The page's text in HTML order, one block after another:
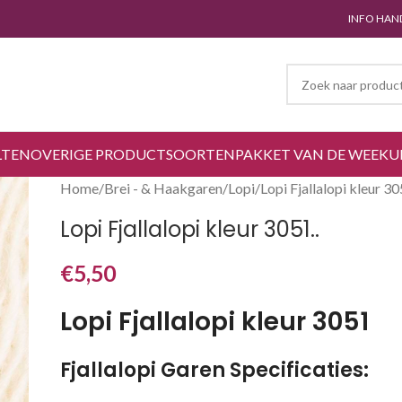
INFO
OVERIGE PRODUCTSOORTENPAKKET VAN DE WEEK
Home Brei - & Haakgaren Lopi Lopi Fjallalopi kleur
Lopi Fjallalopi kleur 3051..
€5,50
Lopi Fjallalopi kleur 3051
Fjallalopi Garen Specificaties: